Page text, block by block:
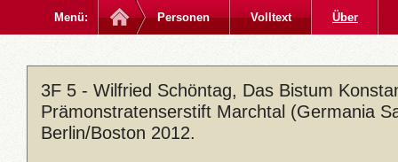
Menü: Personen Volltext Über
3F 5 - Wilfried Schöntag, Das Bistum
Prämonstratenserstift Marchtal (Germania
Berlin/Boston 2012.